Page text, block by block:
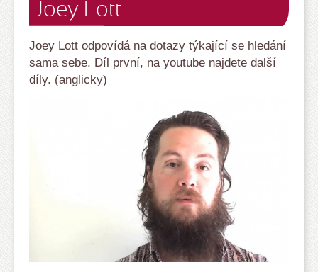
Joey Lott
Joey Lott odpovídá na dotazy týkající se hledání
sama sebe. Díl první, na youtube najdete další
díly. (anglicky)